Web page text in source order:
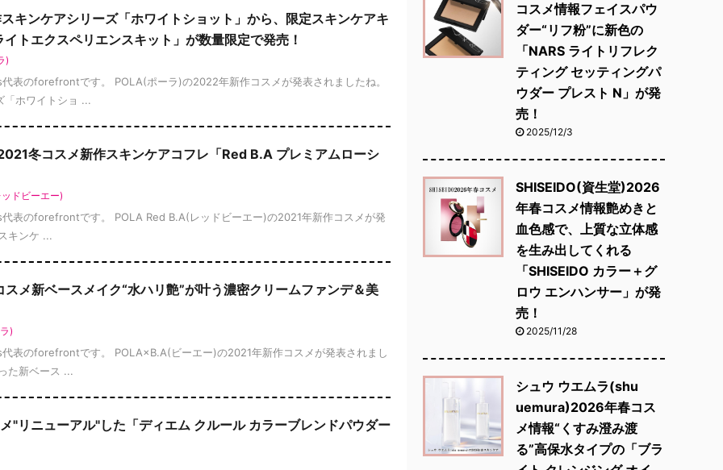
キンケアシリーズ「ホワイトショット」から、限定スキンケアキ
トエクスペリエンスキット」が数量限定で発売！
)
のforefrontです。 POLA(ポーラ)の2022年新作コスメが発表されましたね。
「ホワイトショ ...
冬コスメ新作スキンケアコフレ「Red B.A プレミアムローシ
ドビーエー)
表のforefrontです。 POLA Red B.A(レッドビーエー)の2021年新作コスメが発
キンケ ...
メ新ベースメイク“水ハリ艶”が叶う濃密クリームファンデ＆美
)
表のforefrontです。 POLA×B.A(ビーエー)の2021年新作コスメが発表されまし
た新ベース ...
"リニューアル"した「ディエム クルール カラーブレンドパウダー
コスメ情報フェイスパウ
ダー“リフ粉”に新色の
「NARS ライトリフレク
ティング セッティングパ
ウダー プレスト N」が発
売！
2025/12/3
SHISEIDO(資生堂)2026
年春コスメ情報艶めきと
血色感で、上質な立体感
を生み出してくれる
「SHISEIDO カラー＋グ
ロウ エンハンサー」が発
売！
2025/11/28
シュウ ウエムラ(shu
uemura)2026年春コス
メ情報“くすみ澄み渡
る”高保水タイプの「ブラ